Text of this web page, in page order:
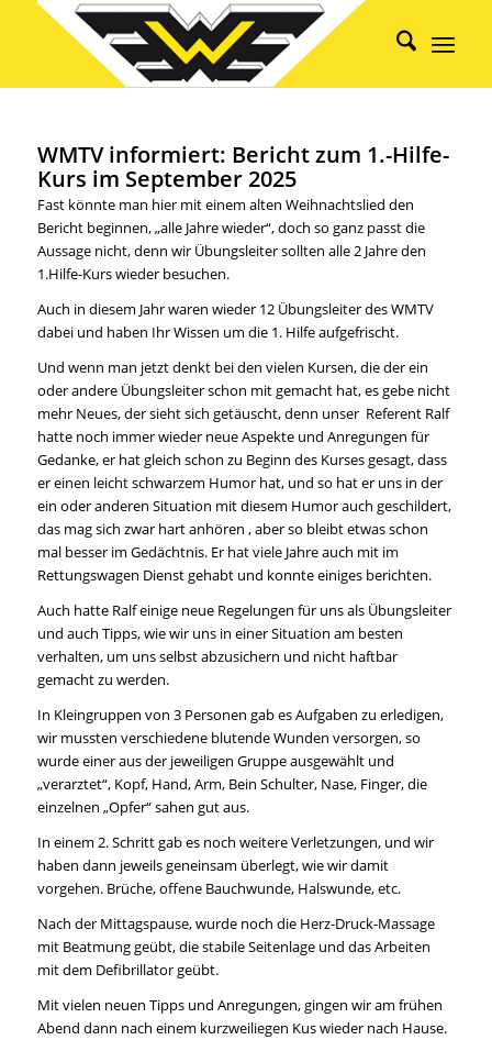
WMTV informiert: Bericht zum 1.-Hilfe-
Kurs im September 2025
Fast könnte man hier mit einem alten Weihnachtslied den
Bericht beginnen, „alle Jahre wieder“, doch so ganz passt die
Aussage nicht, denn wir Übungsleiter sollten alle 2 Jahre den
1.Hilfe-Kurs wieder besuchen.
Auch in diesem Jahr waren wieder 12 Übungsleiter des WMTV
dabei und haben Ihr Wissen um die 1. Hilfe aufgefrischt.
Und wenn man jetzt denkt bei den vielen Kursen, die der ein
oder andere Übungsleiter schon mit gemacht hat, es gebe nicht
mehr Neues, der sieht sich getäuscht, denn unser Referent Ralf
hatte noch immer wieder neue Aspekte und Anregungen für
Gedanke, er hat gleich schon zu Beginn des Kurses gesagt, dass
er einen leicht schwarzem Humor hat, und so hat er uns in der
ein oder anderen Situation mit diesem Humor auch geschildert,
das mag sich zwar hart anhören , aber so bleibt etwas schon
mal besser im Gedächtnis. Er hat viele Jahre auch mit im
Rettungswagen Dienst gehabt und konnte einiges berichten.
Auch hatte Ralf einige neue Regelungen für uns als Übungsleiter
und auch Tipps, wie wir uns in einer Situation am besten
verhalten, um uns selbst abzusichern und nicht haftbar
gemacht zu werden.
In Kleingruppen von 3 Personen gab es Aufgaben zu erledigen,
wir mussten verschiedene blutende Wunden versorgen, so
wurde einer aus der jeweiligen Gruppe ausgewählt und
„verarztet“, Kopf, Hand, Arm, Bein Schulter, Nase, Finger, die
einzelnen „Opfer“ sahen gut aus.
In einem 2. Schritt gab es noch weitere Verletzungen, und wir
haben dann jeweils geneinsam überlegt, wie wir damit
vorgehen. Brüche, offene Bauchwunde, Halswunde, etc.
Nach der Mittagspause, wurde noch die Herz-Druck-Massage
mit Beatmung geübt, die stabile Seitenlage und das Arbeiten
mit dem Defibrillator geübt.
Mit vielen neuen Tipps und Anregungen, gingen wir am frühen
Abend dann nach einem kurzweiliegen Kus wieder nach Hause.